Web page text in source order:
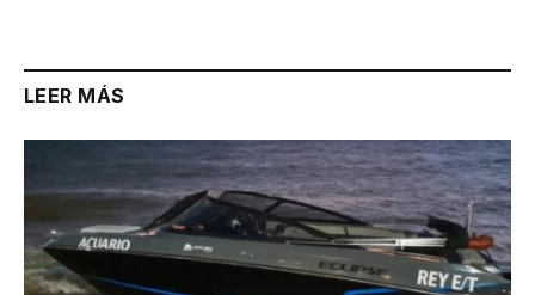
LEER MÁS